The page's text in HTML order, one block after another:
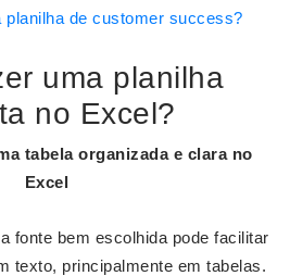
planilha de customer success?
uma planilha
no Excel?
tabela organizada e clara no
Excel
fonte bem escolhida pode facilitar
texto, principalmente em tabelas.